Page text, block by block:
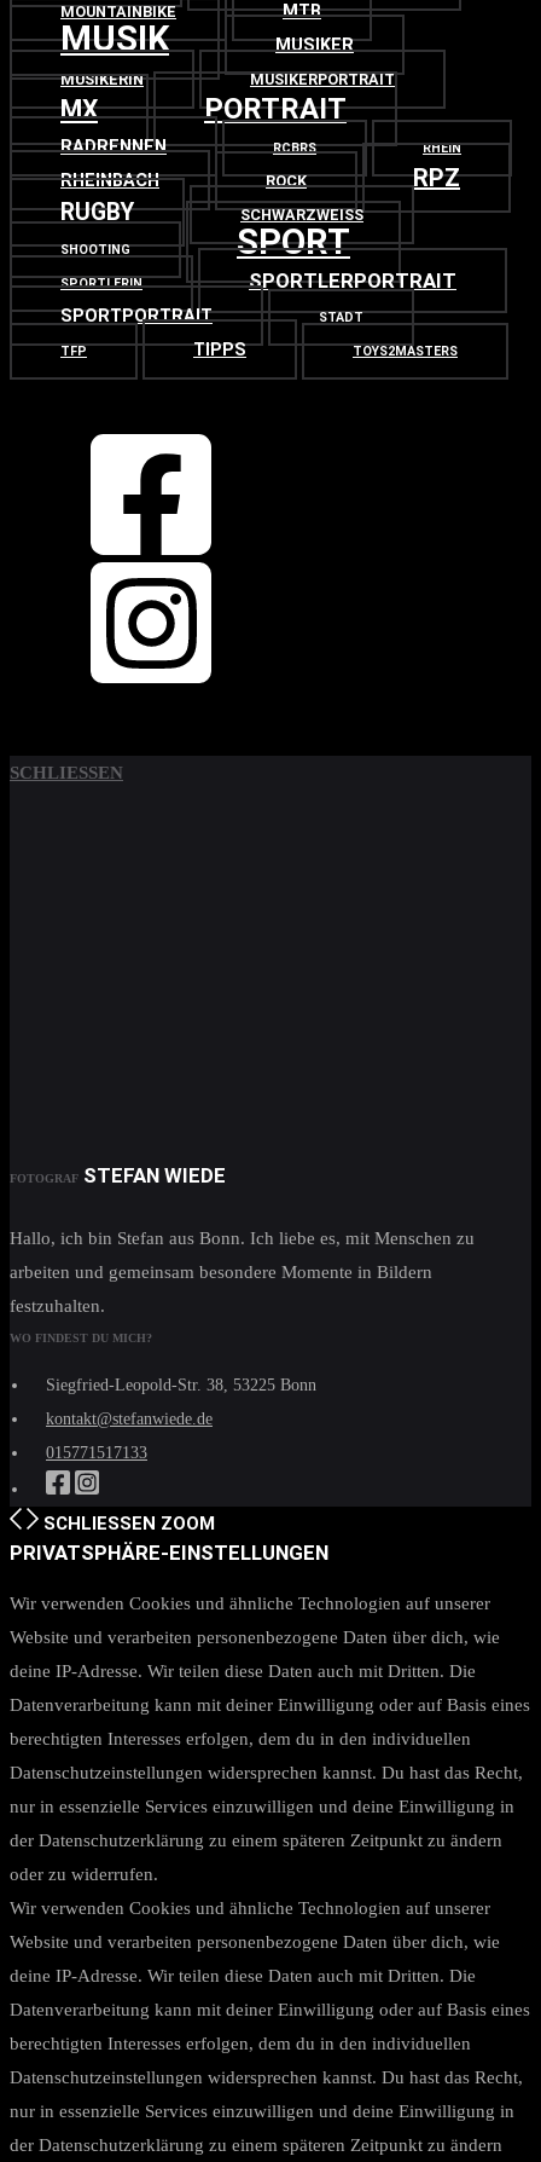
MOUNTAINBIKE MTB
MUSIK MUSIKER
MUSIKERIN MUSIKERPORTRAIT
MX PORTRAIT
RADRENNEN RCBRS RHEIN
RHEINBACH ROCK RPZ
RUGBY SCHWARZWEISS
SHOOTING SPORT
SPORTLERIN SPORTLERPORTRAIT
SPORTPORTRAIT STADT
TFP TIPPS TOYS2MASTERS
OBEN
SCHLIESSEN
FOTOGRAF STEFAN WIEDE
Hallo, ich bin Stefan aus Bonn. Ich liebe es, mit Menschen zu
arbeiten und gemeinsam besondere Momente in Bildern
festzuhalten.
WO FINDEST DU MICH?
Siegfried-Leopold-Str. 38, 53225 Bonn
kontakt@stefanwiede.de
015771517133
SCHLIESSEN ZOOM
PRIVATSPHÄRE-EINSTELLUNGEN
Wir verwenden Cookies und ähnliche Technologien auf unserer
Website und verarbeiten personenbezogene Daten über dich, wie
deine IP-Adresse. Wir teilen diese Daten auch mit Dritten. Die
Datenverarbeitung kann mit deiner Einwilligung oder auf Basis eines
berechtigten Interesses erfolgen, dem du in den individuellen
Datenschutzeinstellungen widersprechen kannst. Du hast das Recht,
nur in essenzielle Services einzuwilligen und deine Einwilligung in
der Datenschutzerklärung zu einem späteren Zeitpunkt zu ändern
oder zu widerrufen.
Wir verwenden Cookies und ähnliche Technologien auf unserer
Website und verarbeiten personenbezogene Daten über dich, wie
deine IP-Adresse. Wir teilen diese Daten auch mit Dritten. Die
Datenverarbeitung kann mit deiner Einwilligung oder auf Basis eines
berechtigten Interesses erfolgen, dem du in den individuellen
Datenschutzeinstellungen widersprechen kannst. Du hast das Recht,
nur in essenzielle Services einzuwilligen und deine Einwilligung in
der Datenschutzerklärung zu einem späteren Zeitpunkt zu ändern